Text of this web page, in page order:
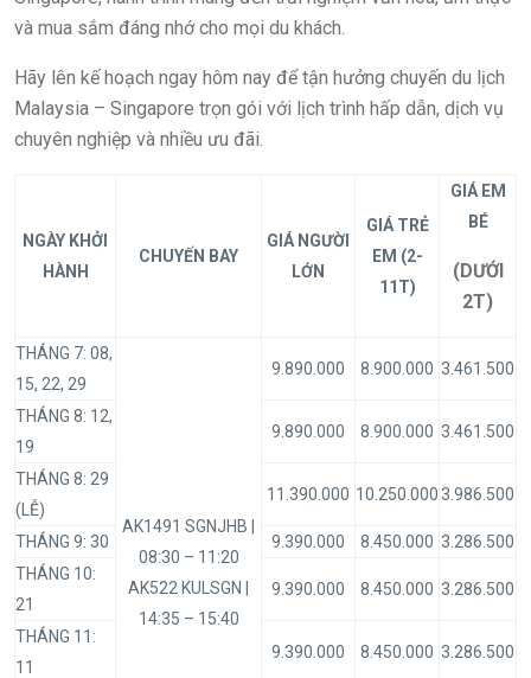
và mua sắm đáng nhớ cho mọi du khách.
Hãy lên kế hoạch ngay hôm nay để tận hưởng chuyến du lịch
Malaysia – Singapore trọn gói với lịch trình hấp dẫn, dịch vụ
chuyên nghiệp và nhiều ưu đãi.
NGÀY KHỞI
HÀNH
CHUYẾN BAY
GIÁ NGƯỜI
LỚN
GIÁ TRẺ
EM (2-
11T)
GIÁ EM
BÉ
(DƯỚI
2T)
THÁNG 7: 08,
15, 22, 29
AK1491 SGNJHB |
08:30 – 11:20
AK522 KULSGN |
14:35 – 15:40
9.890.000 8.900.000 3.461.500
THÁNG 8: 12,
19
9.890.000 8.900.000 3.461.500
THÁNG 8: 29
(LỄ)
11.390.000 10.250.0003.986.500
THÁNG 9: 30 9.390.000 8.450.000 3.286.500
THÁNG 10:
21
9.390.000 8.450.000 3.286.500
THÁNG 11:
11
9.390.000 8.450.000 3.286.500